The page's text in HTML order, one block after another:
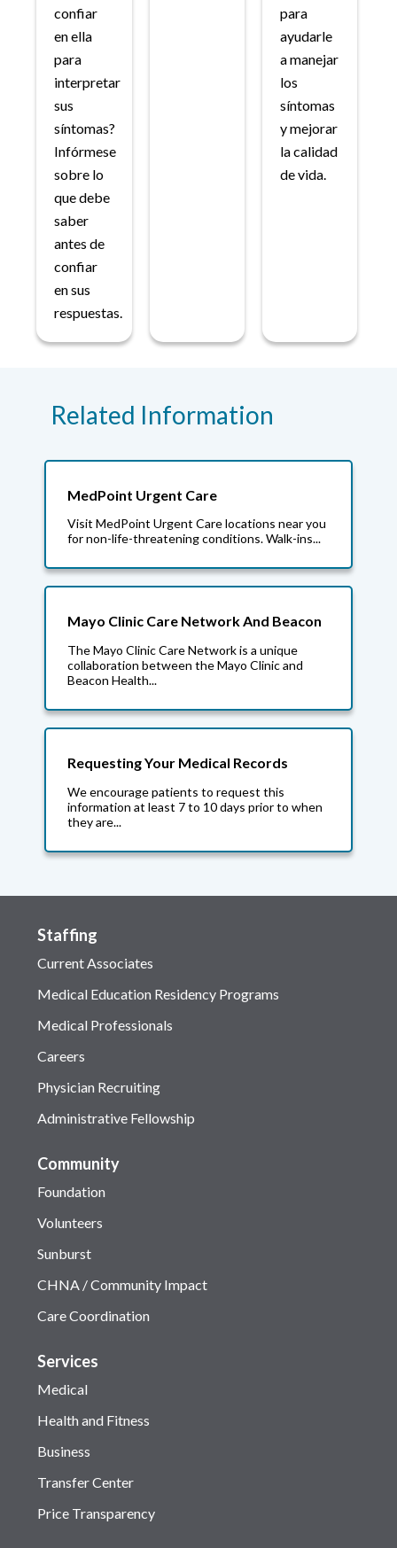
confiar
en ella
para
interpretar
sus
síntomas?
Infórmese
sobre lo
que debe
saber
antes de
confiar
en sus
respuestas.
para
ayudarle
a manejar
los
síntomas
y mejorar
la calidad
de vida.
Related Information
MedPoint Urgent Care
Visit MedPoint Urgent Care locations near you
for non-life-threatening conditions. Walk-ins...
Mayo Clinic Care Network And Beacon
The Mayo Clinic Care Network is a unique
collaboration between the Mayo Clinic and
Beacon Health...
Requesting Your Medical Records
We encourage patients to request this
information at least 7 to 10 days prior to when
they are...
Staffing
Current Associates
Medical Education Residency Programs
Medical Professionals
Careers
Physician Recruiting
Administrative Fellowship
Community
Foundation
Volunteers
Sunburst
CHNA / Community Impact
Care Coordination
Services
Medical
Health and Fitness
Business
Transfer Center
Price Transparency